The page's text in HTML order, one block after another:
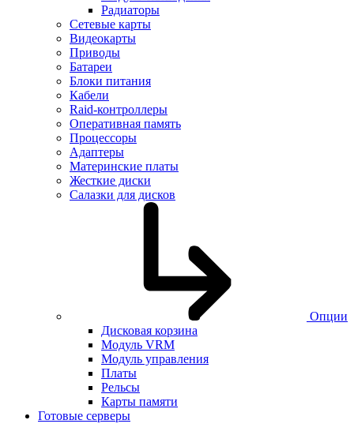
Радиаторы
Сетевые карты
Видеокарты
Приводы
Батареи
Блоки питания
Кабели
Raid-контроллеры
Оперативная память
Процессоры
Адаптеры
Материнские платы
Жесткие диски
Салазки для дисков
Опции
Дисковая корзина
Модуль VRM
Модуль управления
Платы
Рельсы
Карты памяти
Готовые серверы